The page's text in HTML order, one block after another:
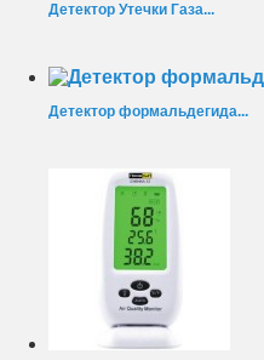
Детектор Утечки Газа...
Детектор формальдегида...